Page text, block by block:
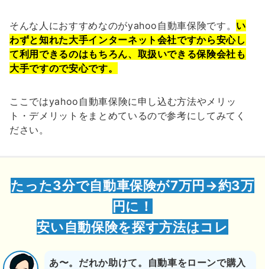
そんな人におすすめなのがyahoo自動車保険です。 い
わずと知れた大手インターネット会社ですから安心し
て利用できるのはもちろん、取扱いできる保険会社も
大手ですので安心です。
ここではyahoo自動車保険に申し込む方法やメリッ
ト・デメリットをまとめているので参考にしてみてく
ださい。
たった3分で自動車保険が7万円→約3万
円に！
安い自動保険を探す方法はコレ
あ〜。だれか助けて。自動車をローンで購入